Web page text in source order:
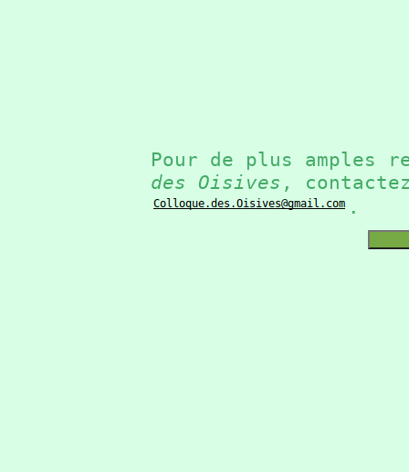
Pour de plus amples
des Oisives ,
.